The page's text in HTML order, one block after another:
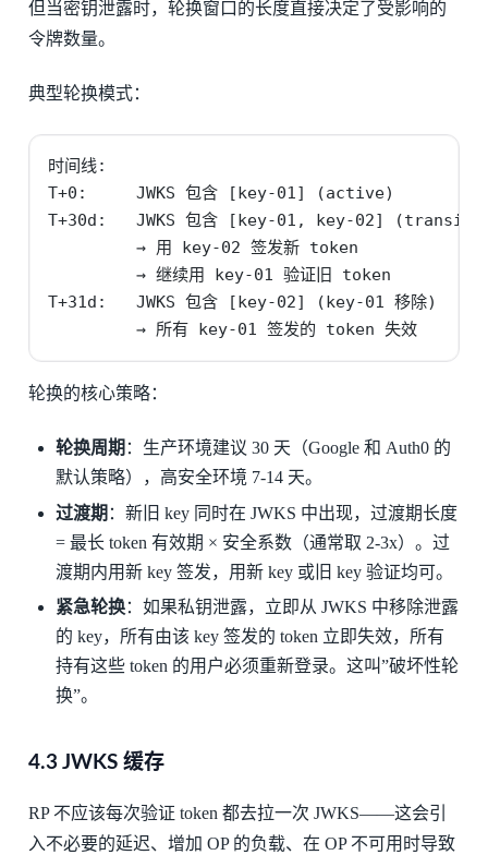
但当密钥泄露时，轮换窗口的长度直接决定了受影响的
令牌数量。
典型轮换模式：
时间线:
T+0:     JWKS 包含 [key-01] (active)
T+30d:   JWKS 包含 [key-01, key-02]
         → 用 key-02 签发新 token
         → 继续用 key-01 验证旧 token
T+31d:   JWKS 包含 [key-02] (key-01 移除)
         → 所有 key-01 签发的 token 失效
轮换的核心策略：
轮换周期 ：生产环境建议 30 天（Google 和 Auth0 的
默认策略），高安全环境 7-14 天。
过渡期 ：新旧 key 同时在 JWKS 中出现，过渡期长度
= 最长 token 有效期 × 安全系数（通常取 2-3x）。过
渡期内用新 key 签发，用新 key 或旧 key 验证均可。
紧急轮换：如果私钥泄露，立即从 JWKS 中移除泄露
的 key，所有由该 key 签发的 token 立即失效，所有
持有这些 token 的用户必须重新登录。这叫”破坏性轮
换”。
4.3 JWKS 缓存
RP 不应该每次验证 token 都去拉一次 JWKS——这会引
入不必要的延迟、增加 OP 的负载、在 OP 不可用时导致